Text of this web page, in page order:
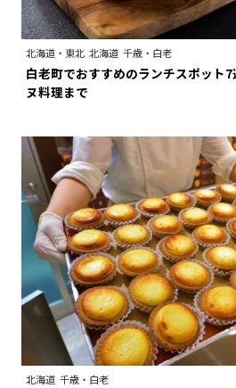
北海道・東北 北海道 千歳・白老
白老町でおすすめのランチスポット
ヌ料理まで
北海道 千歳・白老